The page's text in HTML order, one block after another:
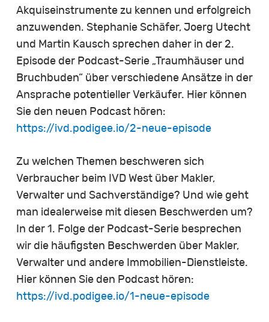
Akquiseinstrumente zu kennen und erfolgreich
anzuwenden. Stephanie Schäfer, Joerg Utecht
und Martin Kausch sprechen daher in der 2.
Episode der Podcast-Serie „Traumhäuser und
Bruchbuden“ über verschiedene Ansätze in der
Ansprache potentieller Verkäufer. Hier können
Sie den neuen Podcast hören:
https://ivd.podigee.io/2-neue-episode
Zu welchen Themen beschweren sich
Verbraucher beim IVD West über Makler,
Verwalter und Sachverständige? Und wie geht
man idealerweise mit diesen Beschwerden um?
In der 1. Folge der Podcast-Serie besprechen
wir die häufigsten Beschwerden über Makler,
Verwalter und andere Immobilien-Dienstleiste.
Hier können Sie den Podcast hören:
https://ivd.podigee.io/1-neue-episode